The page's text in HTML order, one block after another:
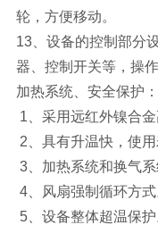
轮，方便移动。
13、设备的控制部分
器、控制开关等，操
加热系统、安全保护：
1、采用远红外镍合金
2、具有升温快，使用
3、加热系统和换气系
4、风扇强制循环方式
5、设备整体超温保护